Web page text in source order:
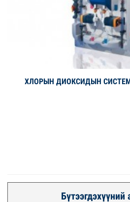
Дэлгэрэнгүй
ХЛОРЫН ДИОКСИДЫН СИСТЕМ
Бүтээгдэхүүний